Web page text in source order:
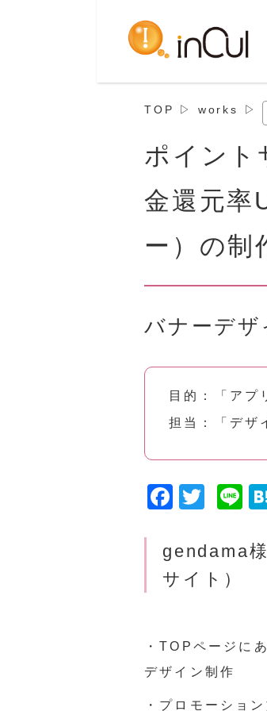
TOP ▷ works ▷
ポイント
金還元率
ー）の制
バナーデザ
目的：「アプ
担当：「デザ
F
c
e
o
k
T
it
t
Li
e
gendama様
サイト）
・TOPページに
デザイン制作
・プロモーショ